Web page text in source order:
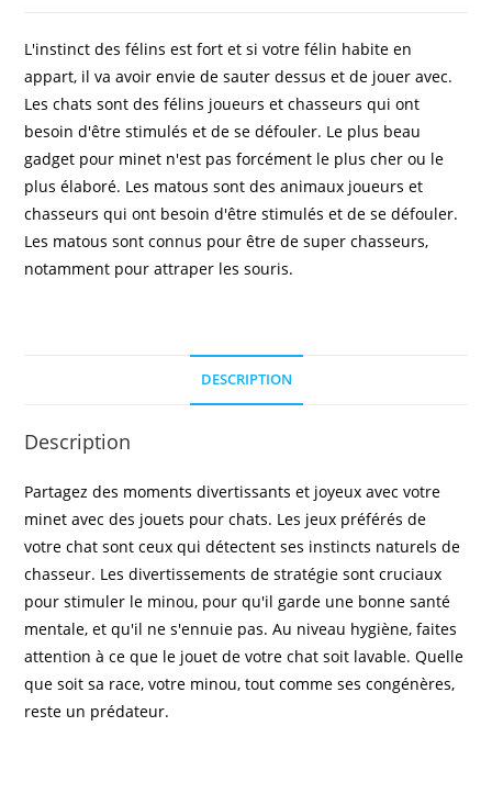
L'instinct des félins est fort et si votre félin habite en
appart, il va avoir envie de sauter dessus et de jouer avec.
Les chats sont des félins joueurs et chasseurs qui ont
besoin d'être stimulés et de se défouler. Le plus beau
gadget pour minet n'est pas forcément le plus cher ou le
plus élaboré. Les matous sont des animaux joueurs et
chasseurs qui ont besoin d'être stimulés et de se défouler.
Les matous sont connus pour être de super chasseurs,
notamment pour attraper les souris.
DESCRIPTION
Description
Partagez des moments divertissants et joyeux avec votre
minet avec des jouets pour chats. Les jeux préférés de
votre chat sont ceux qui détectent ses instincts naturels de
chasseur. Les divertissements de stratégie sont cruciaux
pour stimuler le minou, pour qu'il garde une bonne santé
mentale, et qu'il ne s'ennuie pas. Au niveau hygiène, faites
attention à ce que le jouet de votre chat soit lavable. Quelle
que soit sa race, votre minou, tout comme ses congénères,
reste un prédateur.